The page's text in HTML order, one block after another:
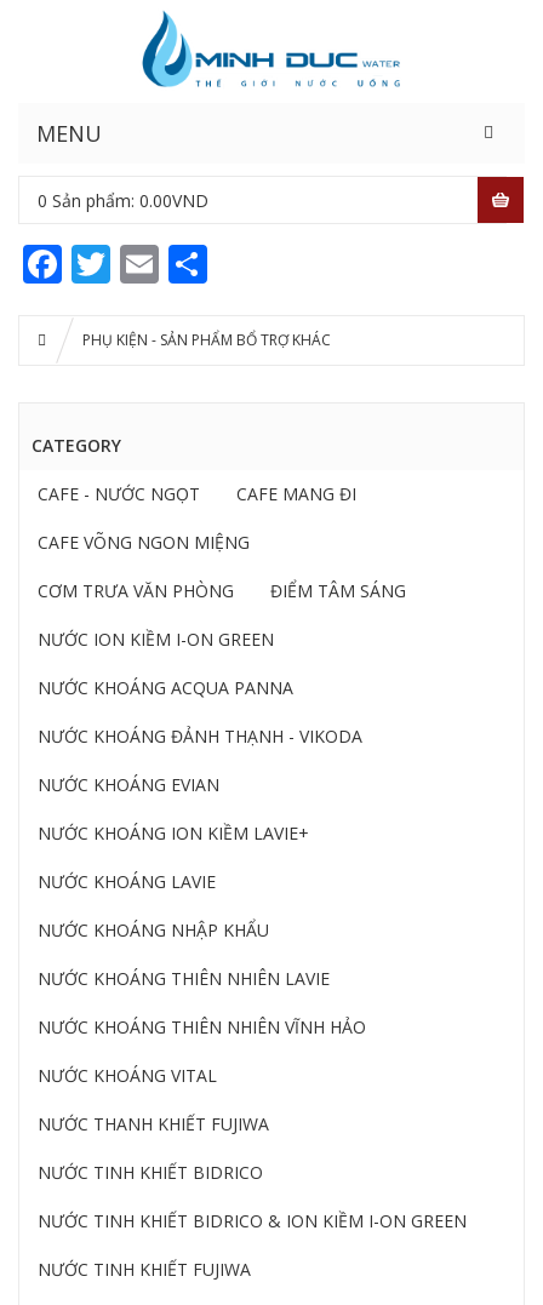
MENU
0 Sản phẩm: 0.00VND
Facebook
Twitter
Email
PHỤ KIỆN - SẢN PHẨM BỔ TRỢ KHÁC
CATEGORY
CAFE - NƯỚC NGỌT CAFE MANG ĐI
CAFE VÕNG NGON MIỆNG
CƠM TRƯA VĂN PHÒNG ĐIỂM TÂM SÁNG
NƯỚC ION KIỀM I-ON GREEN
NƯỚC KHOÁNG ACQUA PANNA
NƯỚC KHOÁNG ĐẢNH THẠNH - VIKODA
NƯỚC KHOÁNG EVIAN
NƯỚC KHOÁNG ION KIỀM LAVIE+
NƯỚC KHOÁNG LAVIE
NƯỚC KHOÁNG NHẬP KHẨU
NƯỚC KHOÁNG THIÊN NHIÊN LAVIE
NƯỚC KHOÁNG THIÊN NHIÊN VĨNH HẢO
NƯỚC KHOÁNG VITAL
NƯỚC THANH KHIẾT FUJIWA
NƯỚC TINH KHIẾT BIDRICO
NƯỚC TINH KHIẾT BIDRICO & ION KIỀM I-ON GREEN
NƯỚC TINH KHIẾT FUJIWA